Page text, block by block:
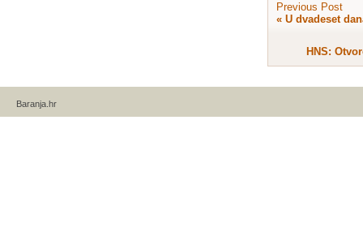
Previous Post
« U dvadeset
HNS:
Baranja.hr